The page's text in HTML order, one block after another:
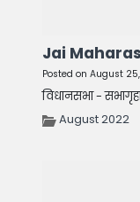
Jai
Posted on August
विधानसभा -
August 2022